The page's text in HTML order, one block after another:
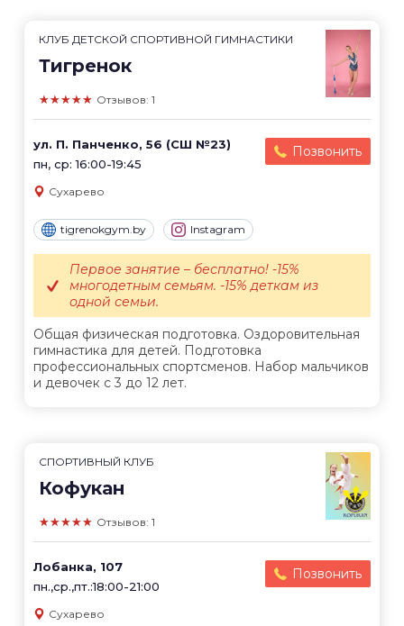
КЛУБ ДЕТСКОЙ СПОРТИВНОЙ ГИМНАСТИКИ
Тигренок
★★★★★ Отзывов: 1
ул. П. Панченко, 56 (СШ №23)
пн, ср: 16:00-19:45
Позвонить
Сухарево
tigrenokgym.by Instagram
Общая физическая подготовка. Оздоровительная
гимнастика для детей. Подготовка
профессиональных спортсменов. Набор мальчиков
и девочек с 3 до 12 лет.
Первое занятие – бесплатно! -15%
многодетным семьям. -15% деткам из
одной семьи.
СПОРТИВНЫЙ КЛУБ
Кофукан
★★★★★ Отзывов: 1
Лобанка, 107
пн.,ср.,пт.:18:00-21:00
Позвонить
Сухарево